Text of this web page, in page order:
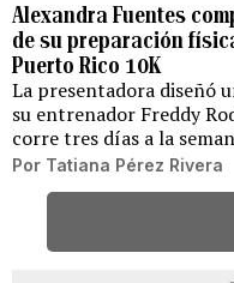
Alexandra Fuentes
de su preparación
Puerto Rico 10K
La presentadora diseñó
su entrenador Freddy
corre tres días a la
Por Tatiana Pérez Rivera